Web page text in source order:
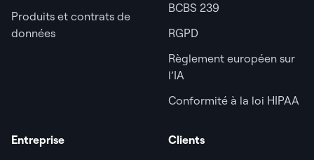
Produits et contrats de
données
BCBS 239
RGPD
Règlement européen sur
l’IA
Conformité à la loi HIPAA
Entreprise
Clients